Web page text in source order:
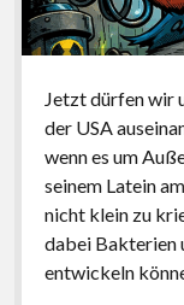
Jetzt dürfen wir
der USA
wenn es um
seinem Latein
nicht klein zu
dabei Bakterien
entwickeln